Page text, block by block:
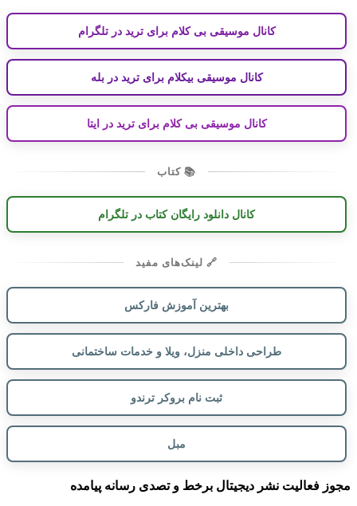
کانال موسیقی بی کلام برای ترید در تلگرام
کانال موسیقی بیکلام برای ترید در بله
کانال موسیقی بی کلام برای ترید در ایتا
📚 کتاب
کانال دانلود رایگان کتاب در تلگرام
🔗 لینک‌های مفید
بهترین آموزش فارکس
طراحی داخلی منزل، ویلا و خدمات ساختمانی
ثبت نام بروکر ترندو
مبل
مجوز فعالیت نشر دیجیتال برخط و تصدی رسانه پیامده